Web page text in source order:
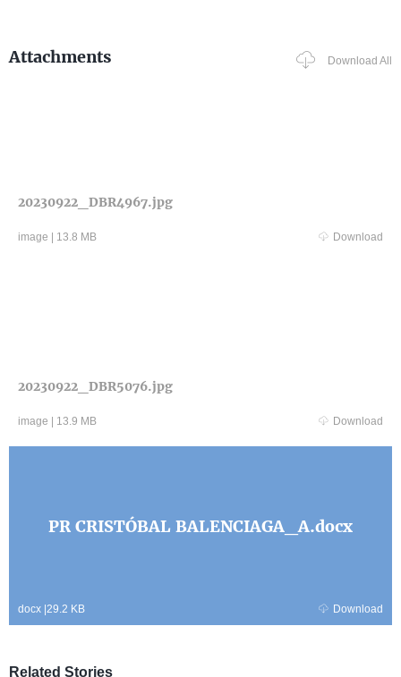
Attachments Download All
20230922_DBR4967.jpg
image 13.8 MB Download
20230922_DBR5076.jpg
image 13.9 MB Download
PR CRISTÓBAL BALENCIAGA_A.docx
docx 29.2 KB Download
Related Stories